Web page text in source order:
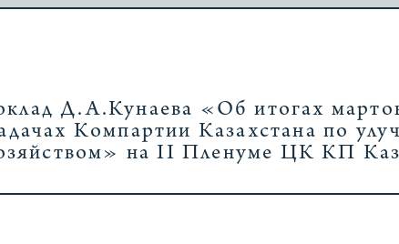
Д.А.Кунаева «Об итогах
Компартии Казахстана по
на II Пленуме ЦК КП